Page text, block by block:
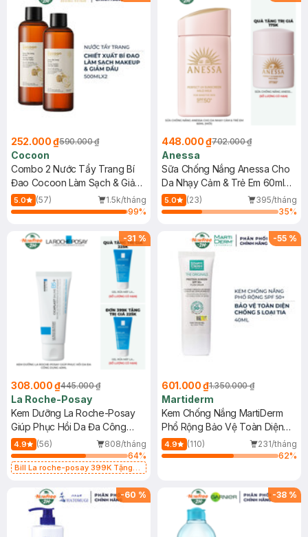
252.000 ₫590.000 ₫
Cocoon
Combo 2 Nước Tẩy Trang Bí
Đao Cocoon Làm Sạch & Giảm
Dầu 500ml
5.0 (57)
1.5k/tháng
99%
448.000 ₫702.000 ₫
Anessa
Sữa Chống Nắng Anessa Cho
Da Nhạy Cảm & Trẻ Em 60ml
(Mới)
5.0 (23)
395/tháng
35%
-31 %
308.000 ₫445.000 ₫
La Roche-Posay
Kem Dưỡng La Roche-Posay
Giúp Phục Hồi Da Đa Công
Dụng 40ml
4.9 (56)
808/tháng
64%
Bill La roche-posay 399K Tặng
(SL có hạn)
-55 %
601.000 ₫1.350.000 ₫
Martiderm
Kem Chống Nắng MartiDerm
Phổ Rộng Bảo Vệ Toàn Diện
40ml
4.9 (110)
231/tháng
62%
-60 % -38 %